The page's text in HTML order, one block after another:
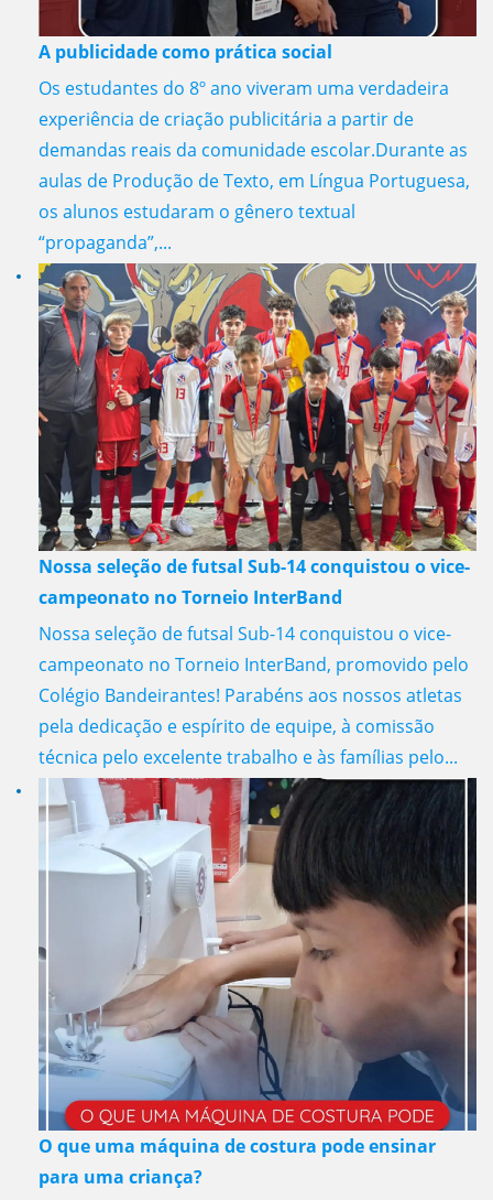
A publicidade como prática social
Os estudantes do 8º ano viveram uma verdadeira
experiência de criação publicitária a partir de
demandas reais da comunidade escolar.Durante as
aulas de Produção de Texto, em Língua Portuguesa,
os alunos estudaram o gênero textual
“propaganda”,...
Nossa seleção de futsal Sub-14 conquistou o vice-
campeonato no Torneio InterBand
Nossa seleção de futsal Sub-14 conquistou o vice-
campeonato no Torneio InterBand, promovido pelo
Colégio Bandeirantes! Parabéns aos nossos atletas
pela dedicação e espírito de equipe, à comissão
técnica pelo excelente trabalho e às famílias pelo...
O que uma máquina de costura pode ensinar
para uma criança?